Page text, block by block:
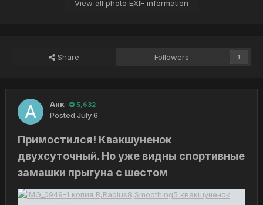
View all photo EXIF information
Share Followers 1
Анк 5,632
Posted July 6
Примостился! Квакшуненок
двухсуточный. Но уже видны спортивные
замашки прыгуна с шестом